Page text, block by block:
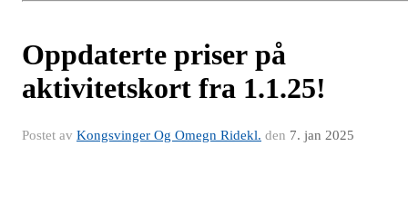
Oppdaterte priser på
aktivitetskort fra 1.1.25!
Postet av Kongsvinger Og Omegn Ridekl. den 7. jan 2025